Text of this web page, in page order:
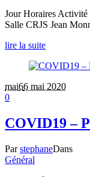
Jour Horaires
Salle CRJS Jean
lire la suite
mai66 mai 2020
0
COVID19 –
ParstephaneDans
Général